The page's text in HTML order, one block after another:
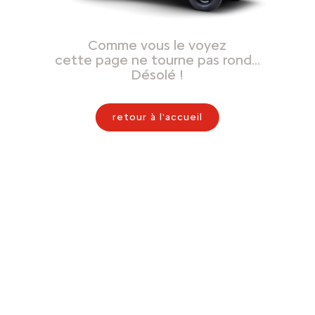
Comme vous le voyez
cette page ne tourne pas rond…
Désolé !
retour à l'accueil